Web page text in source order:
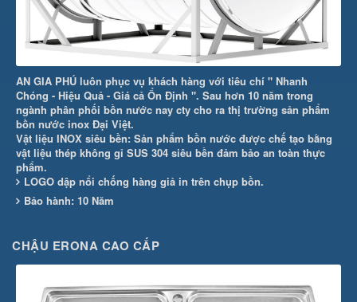
AN GIA PHÚ luôn phục vụ khách hàng với tiêu chí " Nhanh
Chóng - Hiệu Quả - Giá cả Ổn Định ". Sau hơn 10 năm trong
ngành phân phối bồn nước nay cty cho ra thị trường sản phẩm
bồn nước inox Đại Việt.
Vật liệu INOX siêu bền: Sản phẩm bồn nước được chế tạo bằng
vật liệu thép không gỉ SUS 304 siêu bền đảm bảo an toàn thực
phẩm.
LOGO dập nổi chống hàng giả in trên chụp bồn.
Bảo hành: 10 Năm
CHẬU ERONA CAO CẤP